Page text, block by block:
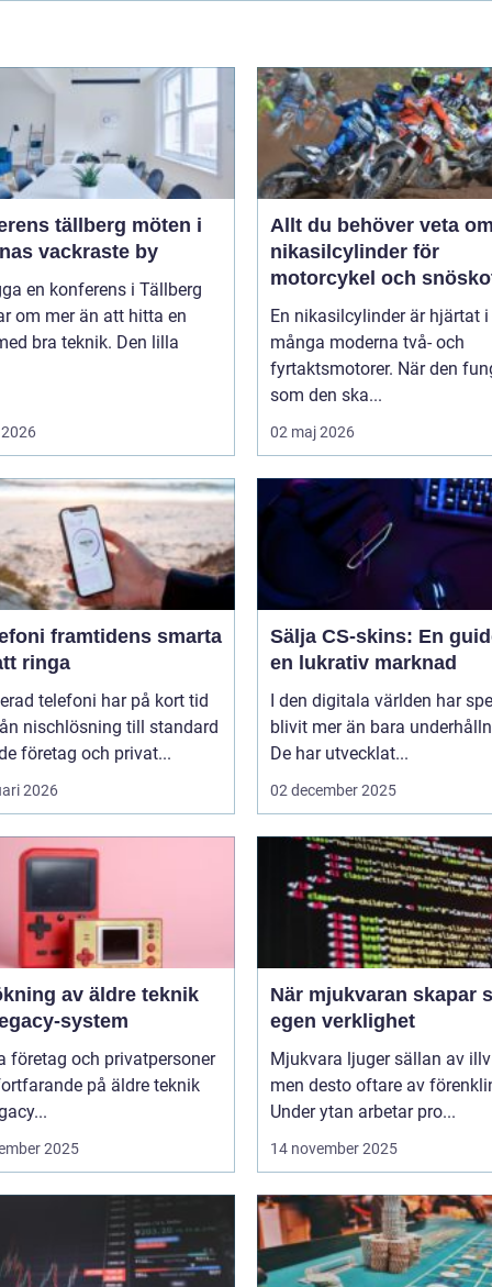
tällberg möten i
vackraste by
en konferens i Tällberg
om mer än att hitta en
bra teknik. Den lilla
Allt du behöver veta
nikasilcylinder för
motorcykel och
En nikasilcylinder är hjärtat i
många moderna två- och
fyrtaktsmotorer. När den
som den ska...
02 maj 2026
smarta
ringa
telefoni har på kort tid
nischlösning till standard
företag och privat...
2026
Sälja CS-skins: En
en lukrativ marknad
I den digitala världen har
blivit mer än bara
De har utvecklat...
02 december 2025
av äldre teknik
system
företag och privatpersoner
på äldre teknik
2025
När mjukvaran skapar
egen verklighet
Mjukvara ljuger sällan av
men desto oftare av
Under ytan arbetar pro...
14 november 2025